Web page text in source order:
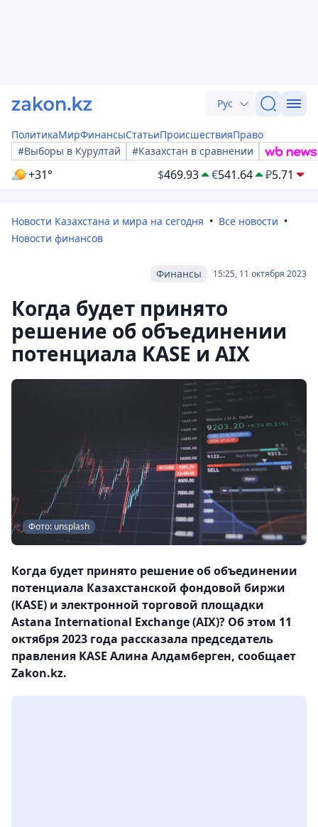
Рус
ПолитикаМирФинансыСтатьиПроисшествияПраво
#Выборы в Курултай
#Казахстан в сравнении
+31° $469.93 €541.64 ₽5.71
Новости Казахстана и мира на сегодня
Все новости
Новости финансов
15:25, 11 октября 2023
Финансы
Когда будет принято
решение об объединении
потенциала KASE и AIX
Фото: unsplash
Когда будет принято решение об объединении
потенциала Казахстанской фондовой биржи
(KASE) и электронной торговой площадки
Astana International Exchange (AIX)? Об этом 11
октября 2023 года рассказала председатель
правления KASE Алина Алдамберген, сообщает
Zakon.kz.